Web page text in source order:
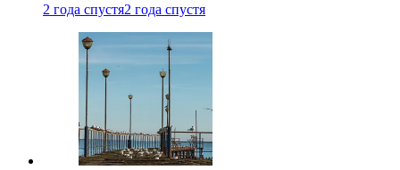
2 года спустя2 года спустя